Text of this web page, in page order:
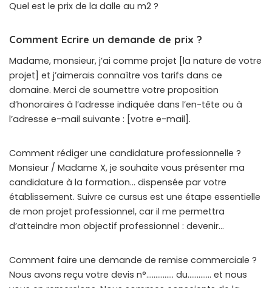
Quel est le prix de la dalle au m2 ?
Comment Ecrire un demande de prix ?
Madame, monsieur, j’ai comme projet [la nature de votre
projet] et j’aimerais connaître vos tarifs dans ce
domaine. Merci de soumettre votre proposition
d’honoraires à l’adresse indiquée dans l’en-tête ou à
l’adresse e-mail suivante : [votre e-mail].
Comment rédiger une candidature professionnelle ?
Monsieur / Madame X, je souhaite vous présenter ma
candidature à la formation… dispensée par votre
établissement. Suivre ce cursus est une étape essentielle
de mon projet professionnel, car il me permettra
d’atteindre mon objectif professionnel : devenir…
Comment faire une demande de remise commerciale ?
Nous avons reçu votre devis n°…………… du…………. et nous